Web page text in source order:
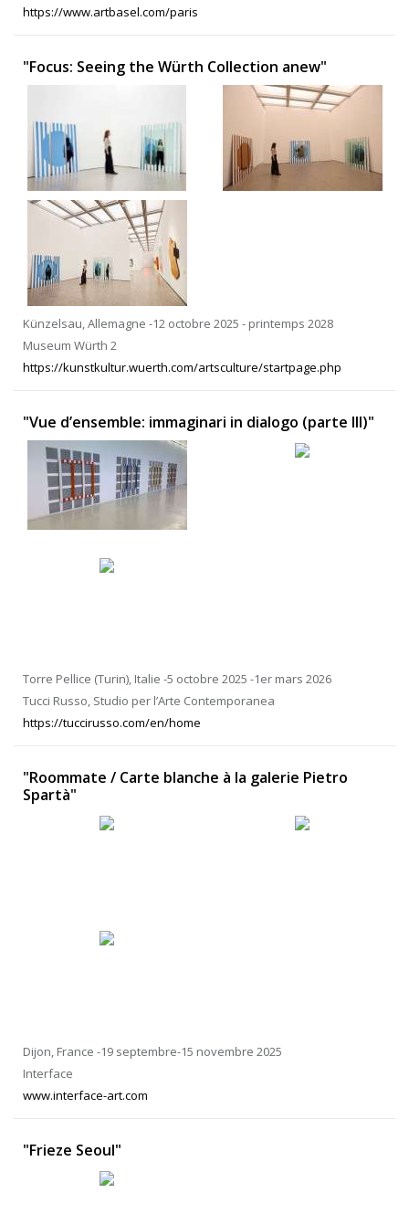
https://www.artbasel.com/paris
"Focus: Seeing the Würth Collection anew"
Künzelsau, Allemagne -12 octobre 2025 - printemps 2028
Museum Würth 2
https://kunstkultur.wuerth.com/artsculture/startpage.php
" Vue d’ensemble: immaginari in dialogo (parte III)"
Torre Pellice (Turin), Italie -5 octobre 2025 -1er mars 2026
Tucci Russo, Studio per l’Arte Contemporanea
https://tuccirusso.com/en/home
"Roommate / Carte blanche à la galerie Pietro
Spartà"
Dijon, France -19 septembre-15 novembre 2025
Interface
www.interface-art.com
"Frieze Seoul"